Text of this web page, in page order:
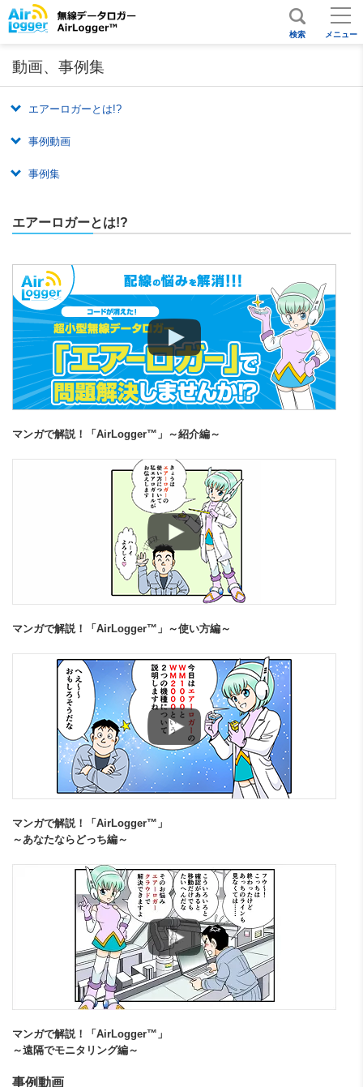
検索 メニュー
動画、事例集
エアーロガーとは!?
事例動画
事例集
エアーロガーとは!?
マンガで解説！「AirLogger™」～紹介編～
マンガで解説！「AirLogger™」～使い方編～
マンガで解説！「AirLogger™」
～あなたならどっち編～
マンガで解説！「AirLogger™」
～遠隔でモニタリング編～
事例動画